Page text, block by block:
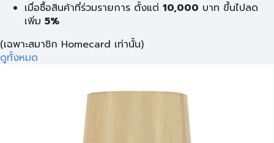
เมื่อซื้อสินค้าที่ร่วมรายการ ตั้งแต่ 10,000 บาท ขึ้นไปลด
เพิ่ม 5%
(เฉพาะสมาชิก Homecard เท่านั้น)
ดูทั้งหมด